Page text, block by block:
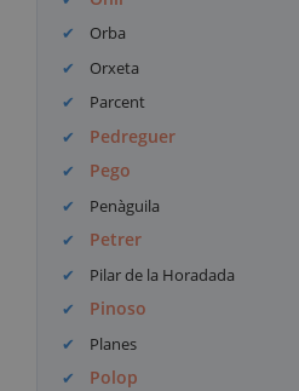
Orba
Orxeta
Parcent
Pedreguer
Pego
Penàguila
Petrer
Pilar de la Horadada
Pinoso
Planes
Polop